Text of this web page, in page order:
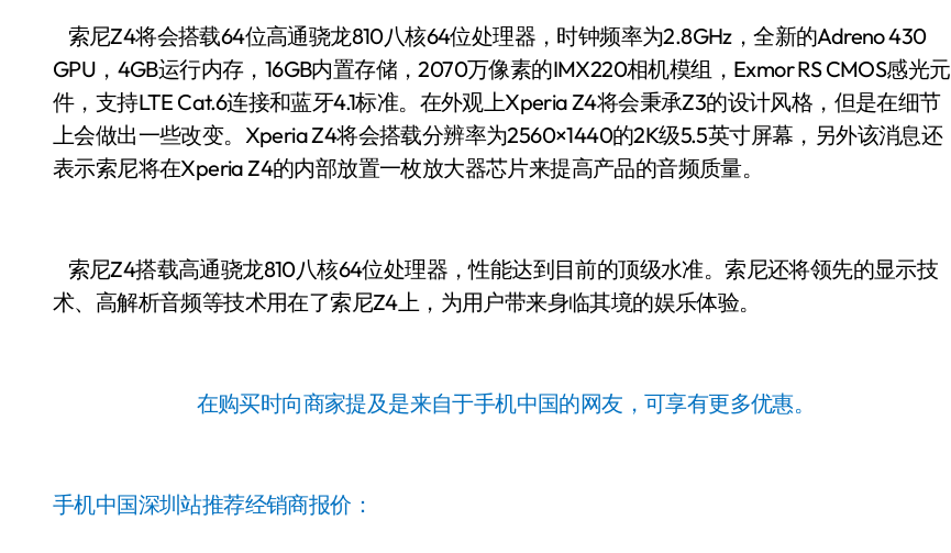
索尼Z4将会搭载64位高通骁龙810八核64位处理器，时钟频率为2.8GHz，全新的Adreno 430
GPU，4GB运行内存，16GB内置存储，2070万像素的IMX220相机模组，Exmor RS CMOS感光元
件，支持LTE Cat.6连接和蓝牙4.1标准。在外观上Xperia Z4将会秉承Z3的设计风格，但是在细节
上会做出一些改变。Xperia Z4将会搭载分辨率为2560×1440的2K级5.5英寸屏幕，另外该消息还
表示索尼将在Xperia Z4的内部放置一枚放大器芯片来提高产品的音频质量。
索尼Z4搭载高通骁龙810八核64位处理器，性能达到目前的顶级水准。索尼还将领先的显示技
术、高解析音频等技术用在了索尼Z4上，为用户带来身临其境的娱乐体验。
在购买时向商家提及是来自于手机中国的网友，可享有更多优惠。
手机中国深圳站推荐经销商报价：